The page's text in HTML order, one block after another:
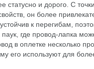
статусно и дорого. С
он более
к перегибам,
где провод-лапка
в оплетке несколько
его используют для